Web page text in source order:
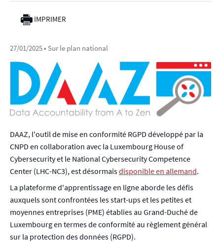
IMPRIMER
27/01/2025• Sur le plan national
DAAZ, l'outil de mise en conformité RGPD développé par la
CNPD en collaboration avec la Luxembourg House of
Cybersecurity et le National Cybersecurity Competence
Center (LHC-NC3), est désormaisdisponible en allemand.
La plateforme d'apprentissage en ligne aborde les défis
auxquels sont confrontées les start-ups et les petites et
moyennes entreprises (PME) établies au Grand-Duché de
Luxembourg en termes de conformité au règlement général
sur la protection des données (RGPD).